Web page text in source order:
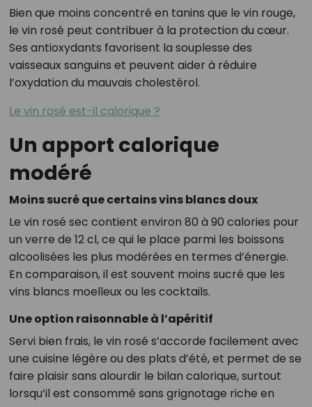
Bien que moins concentré en tanins que le vin rouge,
le vin rosé peut contribuer à la protection du cœur.
Ses antioxydants favorisent la souplesse des
vaisseaux sanguins et peuvent aider à réduire
l’oxydation du mauvais cholestérol.
Le vin rosé est-il calorique ?
Un apport calorique
modéré
Moins sucré que certains vins blancs doux
Le vin rosé sec contient environ 80 à 90 calories pour
un verre de 12 cl, ce qui le place parmi les boissons
alcoolisées les plus modérées en termes d’énergie.
En comparaison, il est souvent moins sucré que les
vins blancs moelleux ou les cocktails.
Une option raisonnable à l’apéritif
Servi bien frais, le vin rosé s’accorde facilement avec
une cuisine légère ou des plats d’été, et permet de se
faire plaisir sans alourdir le bilan calorique, surtout
lorsqu’il est consommé sans grignotage riche en